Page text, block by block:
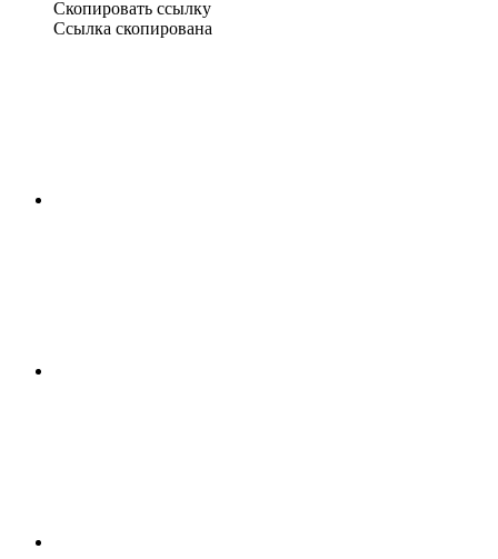
Скопировать ссылку
Ссылка скопирована